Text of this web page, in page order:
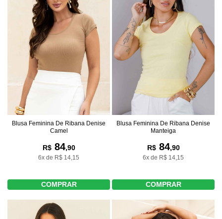
Blusa Feminina De Ribana Denise
Camel
R$84,90
6x de R$ 14,15
COMPRAR
Blusa Feminina De Ribana Denise
Manteiga
R$84,90
6x de R$ 14,15
COMPRAR